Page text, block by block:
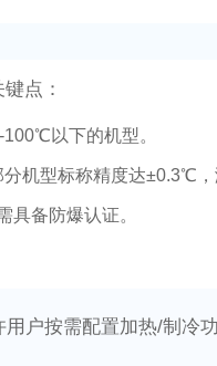
点：
以下的机型。
机型标称精度达±0.3℃，
具备防爆认证。
户按需配置加热/制冷